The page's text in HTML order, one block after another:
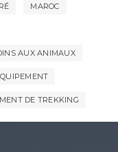
MAROC
AUX ANIMAUX
DE TREKKING